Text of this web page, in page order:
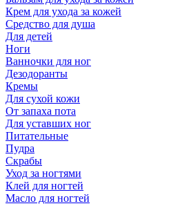
Крем для ухода за кожей
Средство для душа
Для детей
Ноги
Ванночки для ног
Дезодоранты
Кремы
Для сухой кожи
От запаха пота
Для уставших ног
Питательные
Пудра
Скрабы
Уход за ногтями
Клей для ногтей
Масло для ногтей